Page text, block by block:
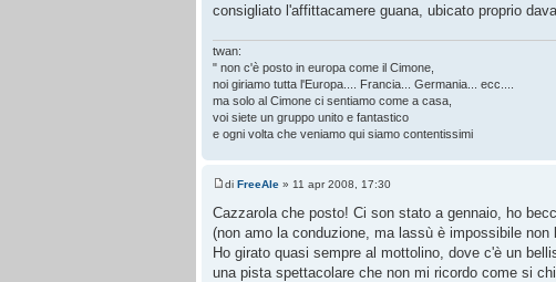
consigliato l'affittacamere guana, ubicato proprio
twan:
" non c'è posto in europa come il Cimone,
noi giriamo tutta l'Europa.... Francia... Germania... ecc....
ma solo al Cimone ci sentiamo come a casa,
voi siete un gruppo unito e fantastico
e ogni volta che veniamo qui siamo contentissimi
di FreeAle » 11 apr 2008, 17:30
Cazzarola che posto! Ci son stato a gennaio, ho
(non amo la conduzione, ma lassù è impossibile
Ho girato quasi sempre al mottolino, dove c'è un
una pista spettacolare che non mi ricordo come si